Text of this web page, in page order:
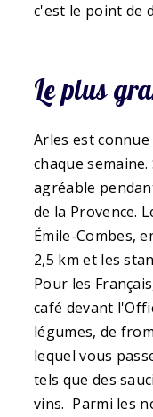
c'est le point de
Le plus
Arles est
chaque
agréable
de la Provence.
Émile-Combes,
2,5 km et les
Pour les
café devant
légumes, de
lequel vous
tels que des
vins. Parmi les